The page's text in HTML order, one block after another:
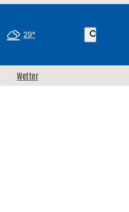
29° search
Wetter